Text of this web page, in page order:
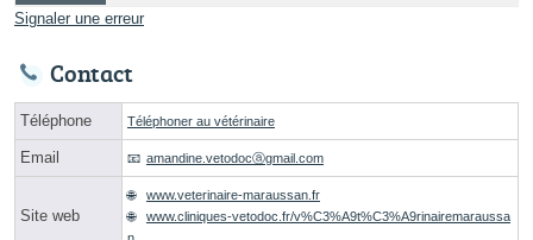
Signaler une erreur
Contact
Téléphone Téléphoner au vétérinaire
Email amandine.vetodocⓐgmail.com
Site web
www.veterinaire-maraussan.fr
www.cliniques-vetodoc.fr/v%C3%A9t%C3%A9rinairemaraussa
n